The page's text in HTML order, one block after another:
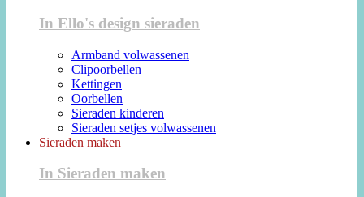
In Ello's design sieraden
Armband volwassenen
Clipoorbellen
Kettingen
Oorbellen
Sieraden kinderen
Sieraden setjes volwassenen
Sieraden maken
In Sieraden maken